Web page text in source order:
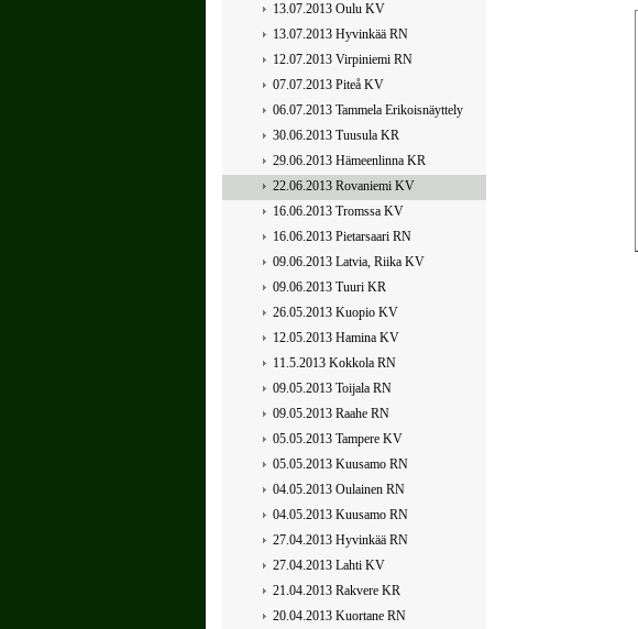
13.07.2013 Oulu KV
13.07.2013 Hyvinkää RN
12.07.2013 Virpiniemi RN
07.07.2013 Piteå KV
06.07.2013 Tammela Erikoisnäyttely
30.06.2013 Tuusula KR
29.06.2013 Hämeenlinna KR
22.06.2013 Rovaniemi KV
16.06.2013 Tromssa KV
16.06.2013 Pietarsaari RN
09.06.2013 Latvia, Riika KV
09.06.2013 Tuuri KR
26.05.2013 Kuopio KV
12.05.2013 Hamina KV
11.5.2013 Kokkola RN
09.05.2013 Toijala RN
09.05.2013 Raahe RN
05.05.2013 Tampere KV
05.05.2013 Kuusamo RN
04.05.2013 Oulainen RN
04.05.2013 Kuusamo RN
27.04.2013 Hyvinkää RN
27.04.2013 Lahti KV
21.04.2013 Rakvere KR
20.04.2013 Kuortane RN